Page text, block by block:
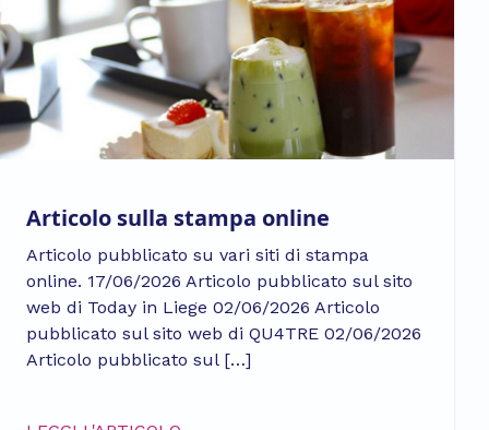
Articolo sulla stampa online
Articolo pubblicato su vari siti di stampa
online. 17/06/2026 Articolo pubblicato sul sito
web di Today in Liege 02/06/2026 Articolo
pubblicato sul sito web di QU4TRE 02/06/2026
Articolo pubblicato sul […]